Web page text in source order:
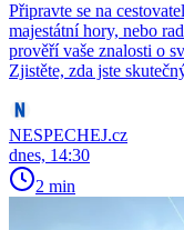
Připravte se na
majestátní hory, nebo
prověří vaše znalosti o
Zjistěte, zda jste
NESPECHEJ.cz
dnes, 14:30
2 min